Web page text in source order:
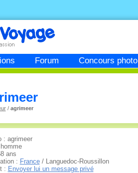
Forum Concours photo
/ agrimeer
: agrimeer
ans
: France/ Languedoc-Roussillon
: Envoyer lui un message privé